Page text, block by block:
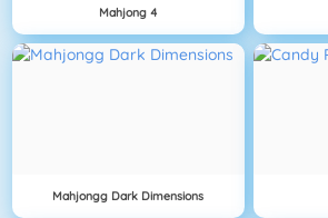
Mahjong 4
Mahjongg Dark Dimensions